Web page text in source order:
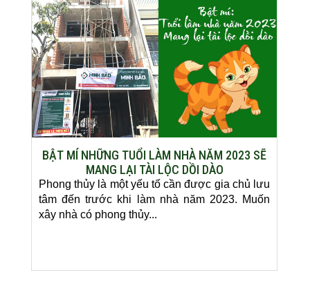
BẬT MÍ NHỮNG TUỔI LÀM NHÀ NĂM 2023 SẼ
MANG LẠI TÀI LỘC DỒI DÀO
Phong thủy là một yếu tố cần được gia chủ lưu
tâm đến trước khi làm nhà năm 2023. Muốn
xây nhà có phong thủy...